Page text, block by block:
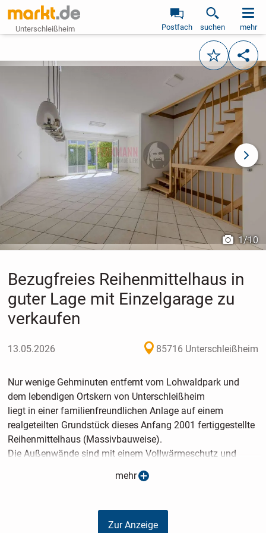
Unterschleißheim Postfach suchen mehr
Merken
vorheriges Bild
1/10
Bezugfreies Reihenmittelhaus in
guter Lage mit Einzelgarage zu
verkaufen
13.05.2026 85716 Unterschleißheim
Nur wenige Gehminuten entfernt vom Lohwaldpark und
dem lebendigen Ortskern von Unterschleißheim
liegt in einer familienfreundlichen Anlage auf einem
realgeteilten Grundstück dieses Anfang 2001 fertiggestellte
Reihenmittelhaus (Massivbauweise).
Die Außenwände sind mit einem Vollwärmeschutz und
Aufgrund fortlaufender Instandhaltungsmaßnahmen
Auf einem ca. 114 m2 großen rechteckigen Grundstück
mehr
Zur Anzeige